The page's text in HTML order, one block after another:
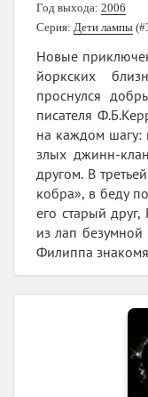
Год выхода: 2006
Серия: Дети лампы
Новые
йоркских
проснулся
писателя
на каждом шагу:
злых джинн-
другом. В
кобра», в беду
его старый друг,
из лап
Филиппа